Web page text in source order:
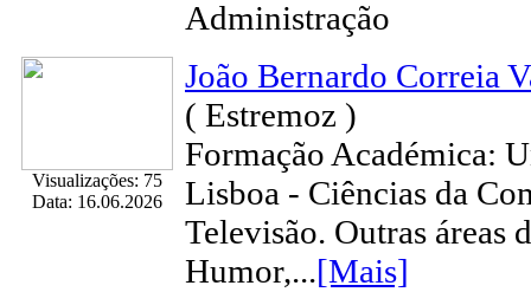
Administração
Visualizações: 75
Data: 16.06.2026
João Bernardo Correia
( Estremoz )
Formação Académica:
Lisboa - Ciências da
Televisão. Outras áreas
Humor,...[Mais]